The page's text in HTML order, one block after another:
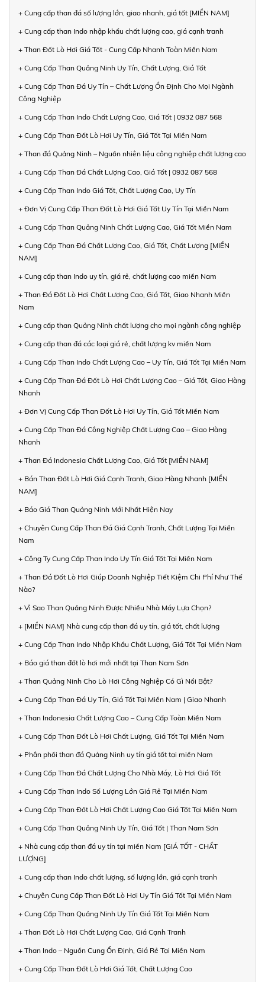
+ Cung cấp than đá số lượng lớn, giao nhanh, giá tốt [MIỀN NAM]
+ Cung cấp than Indo nhập khẩu chất lượng cao, giá cạnh tranh
+ Than Đốt Lò Hơi Giá Tốt - Cung Cấp Nhanh Toàn Miền Nam
+ Cung Cấp Than Quảng Ninh Uy Tín, Chất Lượng, Giá Tốt
+ Cung Cấp Than Đá Uy Tín – Chất Lượng Ổn Định Cho Mọi Ngành
Công Nghiệp
+ Cung Cấp Than Indo Chất Lượng Cao, Giá Tốt | 0932 087 568
+ Cung Cấp Than Đốt Lò Hơi Uy Tín, Giá Tốt Tại Miền Nam
+ Than đá Quảng Ninh – Nguồn nhiên liệu công nghiệp chất lượng cao
+ Cung Cấp Than Đá Chất Lượng Cao, Giá Tốt | 0932 087 568
+ Cung Cấp Than Indo Giá Tốt, Chất Lượng Cao, Uy Tín
+ Đơn Vị Cung Cấp Than Đốt Lò Hơi Giá Tốt Uy Tín Tại Miền Nam
+ Cung Cấp Than Quảng Ninh Chất Lượng Cao, Giá Tốt Miền Nam
+ Cung Cấp Than Đá Chất Lượng Cao, Giá Tốt, Chất Lượng [MIỀN
NAM]
+ Cung cấp than Indo uy tín, giá rẻ, chất lượng cao miền Nam
+ Than Đá Đốt Lò Hơi Chất Lượng Cao, Giá Tốt, Giao Nhanh Miền
Nam
+ Cung cấp than Quảng Ninh chất lượng cho mọi ngành công nghiệp
+ Cung cấp than đá các loại giá rẻ, chất lượng kv miền Nam
+ Cung Cấp Than Indo Chất Lượng Cao – Uy Tín, Giá Tốt Tại Miền Nam
+ Cung Cấp Than Đá Đốt Lò Hơi Chất Lượng Cao – Giá Tốt, Giao Hàng
Nhanh
+ Đơn Vị Cung Cấp Than Đốt Lò Hơi Uy Tín, Giá Tốt Miền Nam
+ Cung Cấp Than Đá Công Nghiệp Chất Lượng Cao – Giao Hàng
Nhanh
+ Than Đá Indonesia Chất Lượng Cao, Giá Tốt [MIỀN NAM]
+ Bán Than Đốt Lò Hơi Giá Cạnh Tranh, Giao Hàng Nhanh [MIỀN
NAM]
+ Báo Giá Than Quảng Ninh Mới Nhất Hiện Nay
+ Chuyên Cung Cấp Than Đá Giá Cạnh Tranh, Chất Lượng Tại Miền
Nam
+ Công Ty Cung Cấp Than Indo Uy Tín Giá Tốt Tại Miền Nam
+ Than Đá Đốt Lò Hơi Giúp Doanh Nghiệp Tiết Kiệm Chi Phí Như Thế
Nào?
+ Vì Sao Than Quảng Ninh Được Nhiều Nhà Máy Lựa Chọn?
+ [MIỀN NAM] Nhà cung cấp than đá uy tín, giá tốt, chất lượng
+ Cung Cấp Than Indo Nhập Khẩu Chất Lượng, Giá Tốt Tại Miền Nam
+ Báo giá than đốt lò hơi mới nhất tại Than Nam Sơn
+ Than Quảng Ninh Cho Lò Hơi Công Nghiệp Có Gì Nổi Bật?
+ Cung Cấp Than Đá Uy Tín, Giá Tốt Tại Miền Nam | Giao Nhanh
+ Than Indonesia Chất Lượng Cao – Cung Cấp Toàn Miền Nam
+ Cung Cấp Than Đốt Lò Hơi Chất Lượng, Giá Tốt Tại Miền Nam
+ Phân phối than đá Quảng Ninh uy tín giá tốt tại miền Nam
+ Cung Cấp Than Đá Chất Lượng Cho Nhà Máy, Lò Hơi Giá Tốt
+ Cung Cấp Than Indo Số Lượng Lớn Giá Rẻ Tại Miền Nam
+ Cung Cấp Than Đốt Lò Hơi Chất Lượng Cao Giá Tốt Tại Miền Nam
+ Cung Cấp Than Quảng Ninh Uy Tín, Giá Tốt | Than Nam Sơn
+ Nhà cung cấp than đá uy tín tại miền Nam [GIÁ TỐT - CHẤT
LƯỢNG]
+ Cung cấp than Indo chất lượng, số lượng lớn, giá cạnh tranh
+ Chuyên Cung Cấp Than Đốt Lò Hơi Uy Tín Giá Tốt Tại Miền Nam
+ Cung Cấp Than Quảng Ninh Uy Tín Giá Tốt Tại Miền Nam
+ Than Đốt Lò Hơi Chất Lượng Cao, Giá Cạnh Tranh
+ Than Indo – Nguồn Cung Ổn Định, Giá Rẻ Tại Miền Nam
+ Cung Cấp Than Đốt Lò Hơi Giá Tốt, Chất Lượng Cao